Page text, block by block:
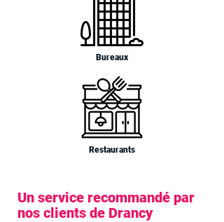
Bureaux
Restaurants
Un service recommandé par
nos clients de Drancy